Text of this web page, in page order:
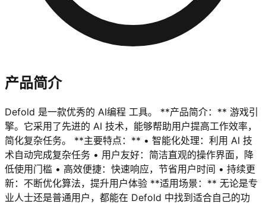
产品简介
Defold 是一款优秀的 AI编程 工具。 **产品简介：** 游戏引
擎。它采用了先进的 AI 技术，能够帮助用户提高工作效率，
简化复杂任务。 **主要特点：** • 智能化处理：利用 AI 技
术自动完成复杂任务 • 用户友好：简洁直观的操作界面，降
低使用门槛 • 高效便捷：快速响应，节省用户时间 • 持续更
新：不断优化算法，提升用户体验 **适用场景：** 无论是专
业人士还是普通用户，都能在 Defold 中找到适合自己的功